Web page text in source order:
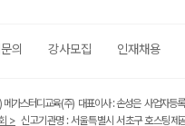
의 강사모집 인재채용
메가스터디교육(주) 대표이사 : 손성은 사업
> 신고기관명 : 서울특별시 서초구 호스팅제